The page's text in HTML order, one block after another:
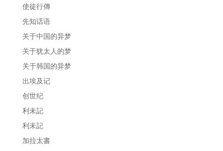
使徒行傳
先知话语
关于中国的异梦
关于犹太人的梦
关于韩国的异梦
出埃及记
创世纪
利未記
利未記
加拉太書